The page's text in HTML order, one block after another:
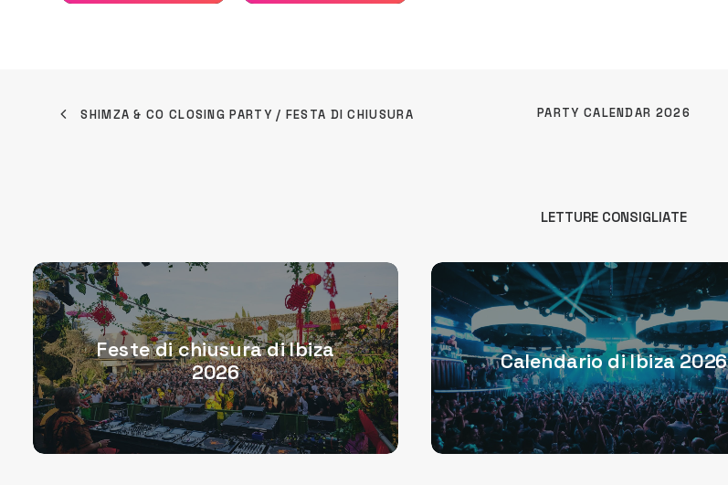
SHIMZA & CO CLOSING PARTY / FESTA DI CHIUSURA PARTY CALENDAR 2026
LETTURE CONSIGLIATE
Feste di chiusura di Ibiza
2026 Calendario di Ibiza 2026